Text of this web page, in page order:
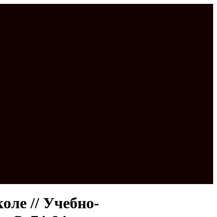
// Учебно-